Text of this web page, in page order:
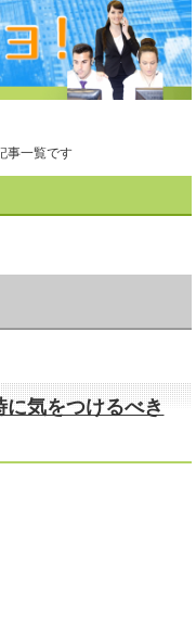
事一覧です
に気をつけるべき